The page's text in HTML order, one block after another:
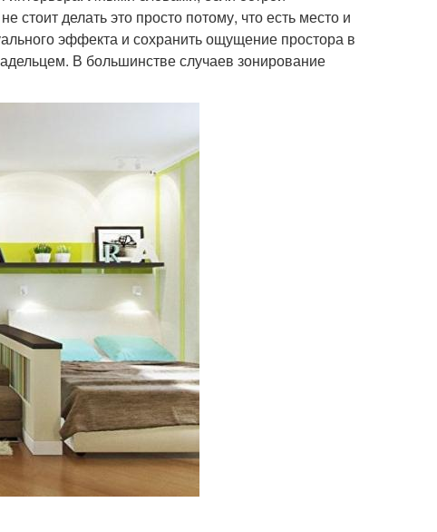
стоит делать это просто потому, что есть место и
эффекта и сохранить ощущение простора в
В большинстве случаев зонирование